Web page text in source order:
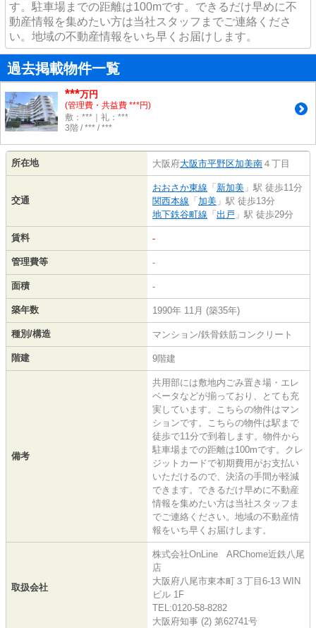
す。駐車場までの距離は100mです。できるだけ早めに不
動産情報を集めたい方は当社スタッフまでご連絡くださ
い。地域の不動産情報をいち早くお届けします。
過去掲載物件一覧
***万円
(管理費・共益費 ***円)
敷：***｜礼：***
3階 / *** / ***
所在地 大阪府大阪市平野区加美南 ４丁目
交通
おおさか東線 「 新加美 」駅 徒歩11分
関西本線 「 加美 」駅 徒歩13分
地下鉄谷町線 「 出戸 」駅 徒歩29分
賃料 -
管理費等 -
面積 -
築年数 1990年 11月 (築35年)
種別/構造 マンション/鉄骨鉄筋コンクリート
階建 9階建
備考
共用部には敷地内ごみ置き場・エレ
ベータなどが揃っており、とても充
実しています。こちらの物件はマン
ションです。こちらの物件は駅まで
徒歩で11分で到着します。物件から
駐車場までの距離は100mです。クレ
ジットカードで初期費用がお支払い
いただけるので、決済の手間が軽減
できます。できるだけ早めに不動産
情報を集めたい方は当社スタッフま
でご連絡ください。地域の不動産情
報をいち早くお届けします。
取扱会社
株式会社OnLine ARChome近鉄八尾
店
大阪府八尾市東本町３丁目6-13 WIN
ビル 1F
TEL:0120-58-8282
大阪府知事 (2) 第62741号